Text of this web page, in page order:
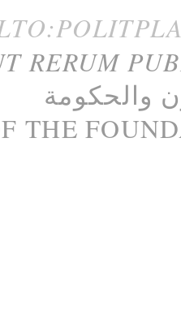
RERUM
والحكومة
THE